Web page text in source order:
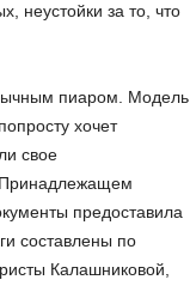
неустойки за то, что
пиаром. Модель
хочет
свое
Принадлежащем
предоставила
составлены по
Калашниковой,